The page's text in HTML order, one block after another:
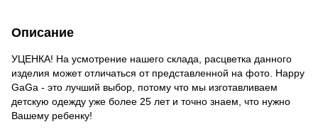
Описание
УЦЕНКА! На усмотрение нашего склада, расцветка данного
изделия может отличаться от представленной на фото. Happy
GaGa - это лучший выбор, потому что мы изготавливаем
детскую одежду уже более 25 лет и точно знаем, что нужно
Вашему ребенку!